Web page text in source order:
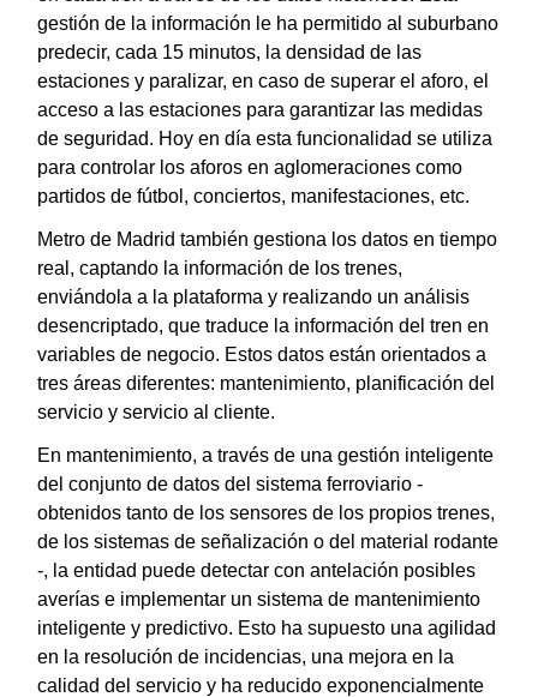
gestión de la información le ha permitido al suburbano
predecir, cada 15 minutos, la densidad de las
estaciones y paralizar, en caso de superar el aforo, el
acceso a las estaciones para garantizar las medidas
de seguridad. Hoy en día esta funcionalidad se utiliza
para controlar los aforos en aglomeraciones como
partidos de fútbol, conciertos, manifestaciones, etc.
Metro de Madrid también gestiona los datos en tiempo
real, captando la información de los trenes,
enviándola a la plataforma y realizando un análisis
desencriptado, que traduce la información del tren en
variables de negocio. Estos datos están orientados a
tres áreas diferentes: mantenimiento, planificación del
servicio y servicio al cliente.
En mantenimiento, a través de una gestión inteligente
del conjunto de datos del sistema ferroviario -
obtenidos tanto de los sensores de los propios trenes,
de los sistemas de señalización o del material rodante
-, la entidad puede detectar con antelación posibles
averías e implementar un sistema de mantenimiento
inteligente y predictivo. Esto ha supuesto una agilidad
en la resolución de incidencias, una mejora en la
calidad del servicio y ha reducido exponencialmente